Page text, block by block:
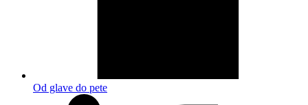
Od glave do pete